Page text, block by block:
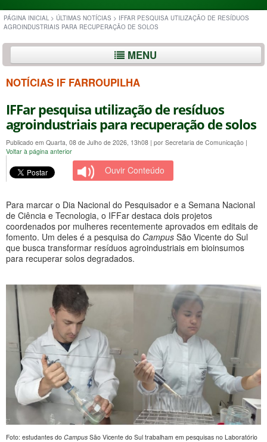
PÁGINA INICIAL > ÚLTIMAS NOTÍCIAS > IFFAR PESQUISA UTILIZAÇÃO DE RESÍDUOS
AGROINDUSTRIAIS PARA RECUPERAÇÃO DE SOLOS
MENU
NOTÍCIAS IF FARROUPILHA
IFFar pesquisa utilização de resíduos
agroindustriais para recuperação de solos
Publicado em Quarta, 08 de Julho de 2026, 13h08 | por Secretaria de Comunicação |
Voltar à página anterior
Ouvir Conteúdo
Para marcar o Dia Nacional do Pesquisador e a Semana Nacional
de Ciência e Tecnologia, o IFFar destaca dois projetos
coordenados por mulheres recentemente aprovados em editais de
fomento. Um deles é a pesquisa do Campus São Vicente do Sul
que busca transformar resíduos agroindustriais em bioinsumos
para recuperar solos degradados.
Foto: estudantes do Campus São Vicente do Sul trabalham em pesquisas no Laboratório